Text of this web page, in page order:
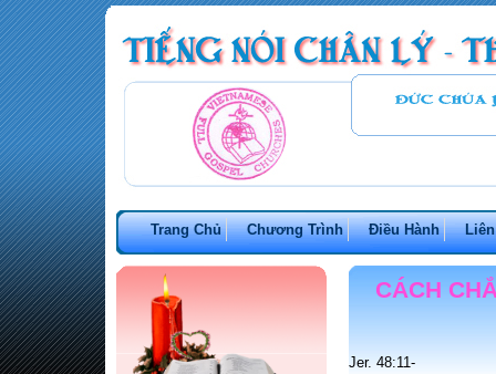
Trang Chủ Chương Trình Điều Hành
CÁCH
Jer. 48:11-